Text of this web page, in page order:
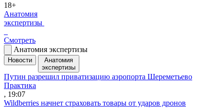
18+
Анатомия
экспертизы
Смотреть
Анатомия экспертизы
Новости
Анатомия
экспертизы
Путин разрешил приватизацию аэропорта Шереметьево
Практика
, 19:07
Wildberries начнет страховать товары от ударов дронов